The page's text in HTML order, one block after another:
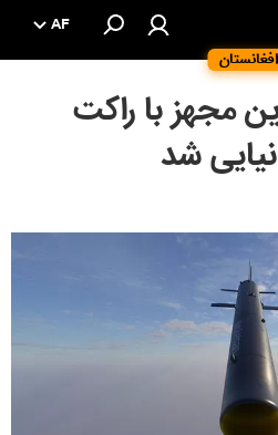
افغانستان
AF
مجهز با راکت